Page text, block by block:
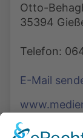
Otto-
35394
Telefon:
E-Mail